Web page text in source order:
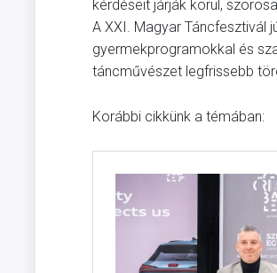
kérdéseit járják körül,
A XXI. Magyar Táncfesztivál
gyermekprogramokkal és
táncművészet legfrissebb
Korábbi cikkünk a témában: